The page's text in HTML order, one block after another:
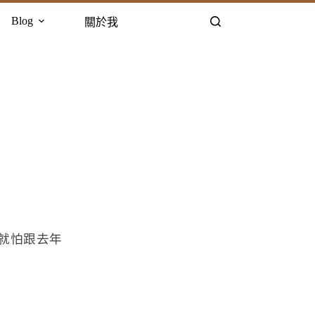
Blog 關於我
怕跟去年